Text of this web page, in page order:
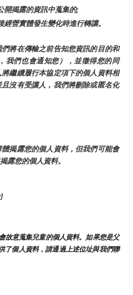
開揭露的資訊中蒐集的;
營實體發生變化時進行轉讓。
將在傳輸之前告知您資訊的目的和
我們也會通知您），並徵得您的同
繼續履行本協定項下的個人資料相
沒有受讓人，我們將刪除或匿名化
揭露您的個人資料，但我們可能會
露您的個人資料。
]
故意蒐集兒童的個人資料。如果您是父
了個人資料，請通過上述位址與我們聯